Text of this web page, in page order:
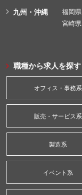
九州・沖縄 福岡県
宮崎県
職種から求人を探す
オフィス・事務系
販売・サービス系
製造系
イベント系